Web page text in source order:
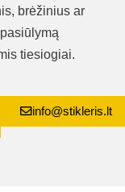
brėžinius ar
tiesiogiai.
info@stikleris.lt